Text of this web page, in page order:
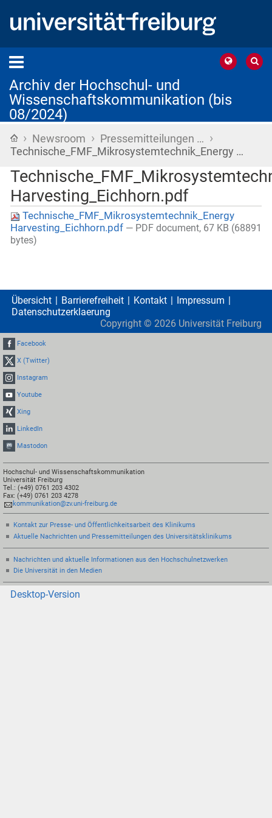
Archiv der Hochschul- und
Wissenschaftskommunikation (bis
08/2024)
Startseite
› Newsroom › Pressemitteilungen … ›
Technische_FMF_Mikrosystemtechnik_Energy …
Harvesting_Eichhorn.pdf
Technische_FMF_Mikrosystemtechnik_Energy
Harvesting_Eichhorn.pdf — PDF document, 67 KB (68891
bytes)
Übersicht Barrierefreiheit Kontakt
Impressum
Datenschutzerklaerung
Copyright © 2026 Universität Freiburg
Facebook
X (Twitter)
Instagram
Youtube
Xing
LinkedIn
Mastodon
Hochschul- und Wissenschaftskommunikation
Universität Freiburg
Tel.: (+49) 0761 203 4302
Fax: (+49) 0761 203 4278
kommunikation@zv.uni-freiburg.de
Kontakt zur Presse- und Öffentlichkeitsarbeit des Klinikums
Aktuelle Nachrichten und Pressemitteilungen des Universitätsklinikums
Nachrichten und aktuelle Informationen aus den Hochschulnetzwerken
Die Universität in den Medien
Desktop-Version